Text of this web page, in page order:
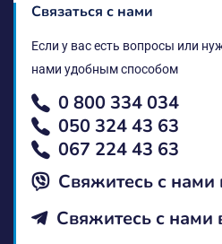
Связаться с нами
Если у вас есть вопросы или
нами удобным способом
0 800 334 034
050 324 43 63
067 224 43 63
Свяжитесь с нами
Свяжитесь с нами